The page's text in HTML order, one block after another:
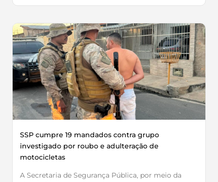
SSP cumpre 19 mandados contra grupo
investigado por roubo e adulteração de
motocicletas
A Secretaria de Segurança Pública, por meio da